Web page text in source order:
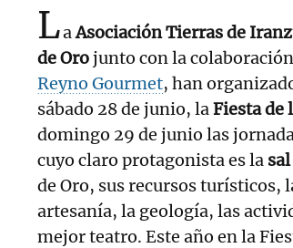
LaAsociación Tierras de
de Orojunto con la
Reyno Gourmet, han
sábado 28 de junio, laFiesta de
domingo 29 de junio las
cuyo claro protagonista es la
de Oro, sus recursos turísticos,
artesanía, la geología, las
mejor teatro. Este año en la